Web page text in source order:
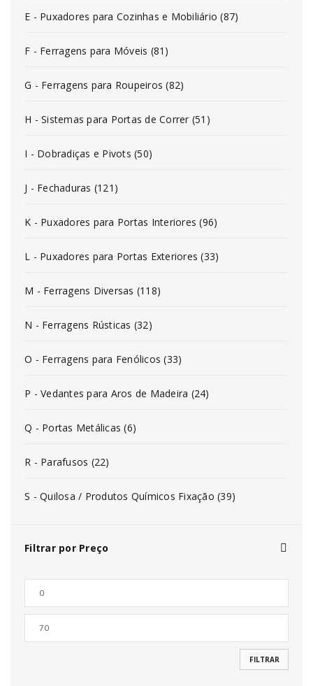
E - Puxadores para Cozinhas e Mobiliário (87)
F - Ferragens para Móveis (81)
G - Ferragens para Roupeiros (82)
H - Sistemas para Portas de Correr (51)
I - Dobradiças e Pivots (50)
J - Fechaduras (121)
K - Puxadores para Portas Interiores (96)
L - Puxadores para Portas Exteriores (33)
M - Ferragens Diversas (118)
N - Ferragens Rústicas (32)
O - Ferragens para Fenólicos (33)
P - Vedantes para Aros de Madeira (24)
Q - Portas Metálicas (6)
R - Parafusos (22)
S - Quilosa / Produtos Químicos Fixação (39)
Filtrar por Preço
FILTRAR